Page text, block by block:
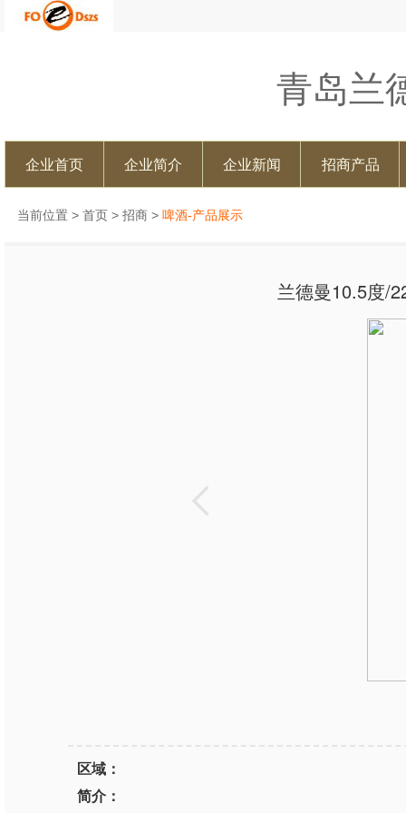
青岛兰
企业首页 企业简介 企业新闻 招商产品
当前位置 > 首页 > 招商 > 啤酒-产品展示
兰德曼10.5度/
区域：
简介：